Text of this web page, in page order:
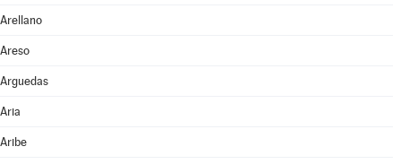
Arellano
Areso
Arguedas
Aria
Aribe